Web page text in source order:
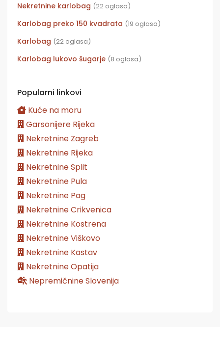
Nekretnine karlobag (22 oglasa)
Karlobag preko 150 kvadrata (19 oglasa)
Karlobag (22 oglasa)
Karlobag lukovo šugarje (8 oglasa)
Popularni linkovi
Kuće na moru
Garsonijere Rijeka
Nekretnine Zagreb
Nekretnine Rijeka
Nekretnine Split
Nekretnine Pula
Nekretnine Pag
Nekretnine Crikvenica
Nekretnine Kostrena
Nekretnine Viškovo
Nekretnine Kastav
Nekretnine Opatija
Nepremičnine Slovenija